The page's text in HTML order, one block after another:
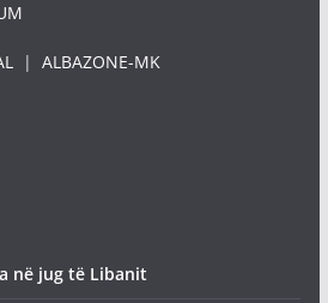
| ALBAZONE-MK
në jug të Libanit